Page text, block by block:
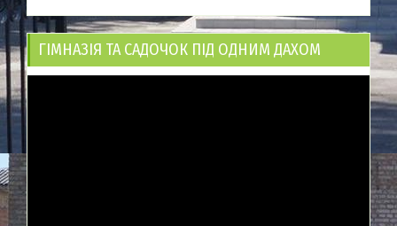
ГІМНАЗІЯ ТА САДОЧОК ПІД ОДНИМ ДАХОМ